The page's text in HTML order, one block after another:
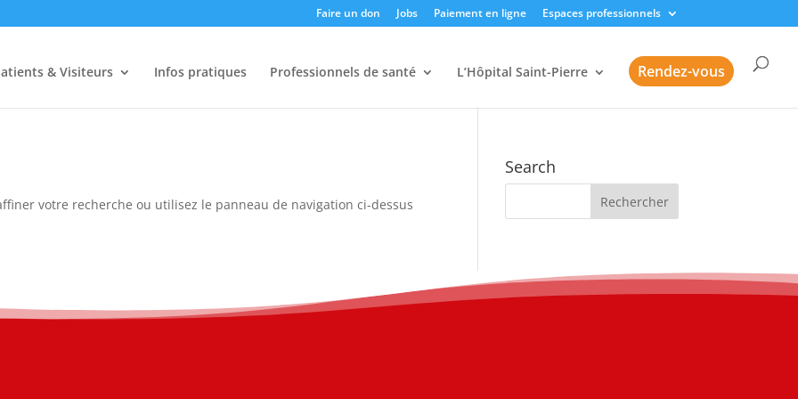
Faire un don Jobs Paiement en ligne Espaces professionnels
& Visiteurs Infos pratiques Professionnels de santé L’Hôpital Saint-Pierre Rendez-vous
votre recherche ou utilisez le panneau de navigation ci-dessus
Search